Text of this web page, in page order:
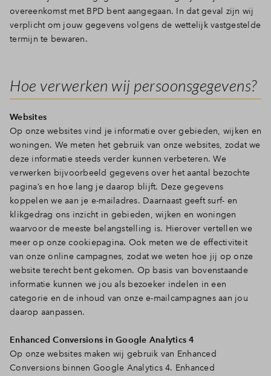
overeenkomst met BPD bent aangegaan. In dat geval zijn wij
verplicht om jouw gegevens volgens de wettelijk vastgestelde
termijn te bewaren.
Hoe verwerken wij persoonsgegevens?
Websites
Op onze websites vind je informatie over gebieden, wijken en
woningen. We meten het gebruik van onze websites, zodat we
deze informatie steeds verder kunnen verbeteren. We
verwerken bijvoorbeeld gegevens over het aantal bezochte
pagina’s en hoe lang je daarop blijft. Deze gegevens
koppelen we aan je e-mailadres. Daarnaast geeft surf- en
klikgedrag ons inzicht in gebieden, wijken en woningen
waarvoor de meeste belangstelling is. Hierover vertellen we
meer op onze cookiepagina. Ook meten we de effectiviteit
van onze online campagnes, zodat we weten hoe jij op onze
website terecht bent gekomen. Op basis van bovenstaande
informatie kunnen we jou als bezoeker indelen in een
categorie en de inhoud van onze e-mailcampagnes aan jou
daarop aanpassen.
Enhanced Conversions in Google Analytics 4
Op onze websites maken wij gebruik van Enhanced
Conversions binnen Google Analytics 4. Enhanced